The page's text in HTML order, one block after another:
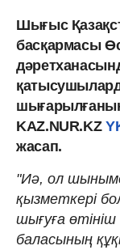
Шығыс
басқармасы
KAZ.NUR.KZ
жасап.
"Иә, ол
қызметкері
шығуға өтініш
баласының